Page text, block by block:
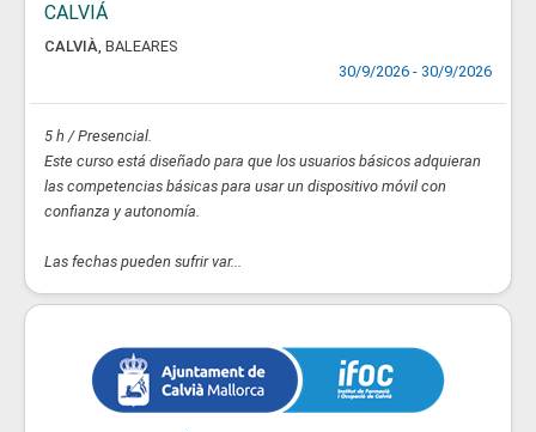
CALVIÁ
CALVIÀ, BALEARES
30/9/2026 - 30/9/2026
5 h / Presencial.
Este curso está diseñado para que los usuarios básicos adquieran
las competencias básicas para usar un dispositivo móvil con
confianza y autonomía.
Las fechas pueden sufrir var...